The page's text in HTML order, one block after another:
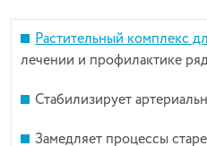
Растительный комплекс
лечении и профилактике
Стабилизирует
Замедляет процессы